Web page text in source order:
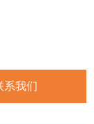
系我们